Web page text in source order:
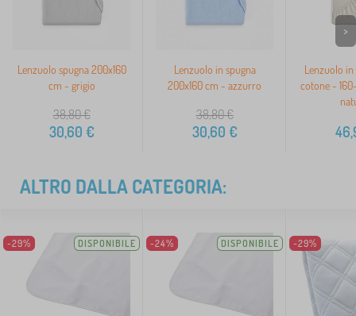
Lenzuolo spugna 200x160
cm - grigio
38,80€
30,60 €
Lenzuolo in spugna
200x160 cm - azzurro
38,80€
30,60 €
Lenzuolo
cotone -
>
ALTRO DALLA CATEGORIA:
-29% DISPONIBILE -24% DISPONIBILE -29%